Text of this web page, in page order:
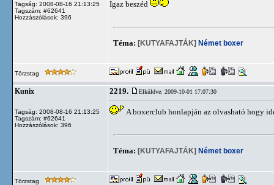
Tagság: 2008-08-16 21:13:25
Tagszám: #62641
Hozzászólások: 396
Igaz beszéd
Téma: [KUTYAFAJTÁK] Német boxer
Törzstag
Kunix
Tagság: 2008-08-16 21:13:25
Tagszám: #62641
Hozzászólások: 396
2219. Elküldve: 2009-10-01 17:07:30
A boxerclub honlapján az olvasható hogy
Téma: [KUTYAFAJTÁK] Német boxer
Törzstag